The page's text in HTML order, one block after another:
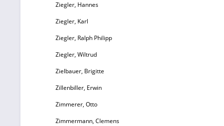
Ziegler, Hannes
Ziegler, Karl
Ziegler, Ralph Philipp
Ziegler, Wiltrud
Zielbauer, Brigitte
Zillenbiller, Erwin
Zimmerer, Otto
Zimmermann, Clemens